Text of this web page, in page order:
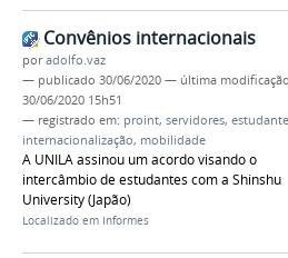
Convênios internacionais
poradolfo.vaz
— publicado 30/06/2020 — última modificação
30/06/2020 15h51
— registrado em: proint, servidores,
internacionalização, mobilidade
A UNILA assinou um acordo visando o
intercâmbio de estudantes com a Shinshu
University (Japão)
Localizado em Informes